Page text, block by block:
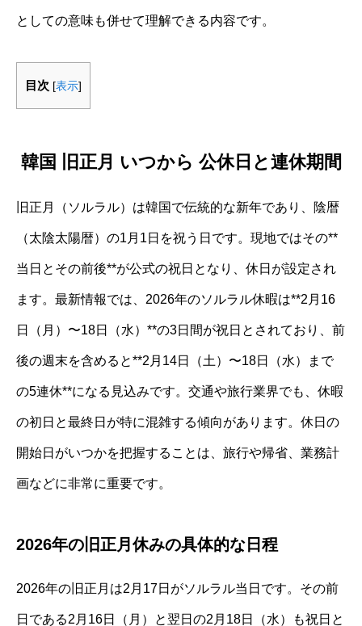
としての意味も併せて理解できる内容です。
目次 [表示]
韓国 旧正月 いつから 公休日と連休期間
旧正月（ソルラル）は韓国で伝統的な新年であり、陰暦
（太陰太陽暦）の1月1日を祝う日です。現地ではその**
当日とその前後**が公式の祝日となり、休日が設定され
ます。最新情報では、2026年のソルラル休暇は**2月16
日（月）〜18日（水）**の3日間が祝日とされており、前
後の週末を含めると**2月14日（土）〜18日（水）まで
の5連休**になる見込みです。交通や旅行業界でも、休暇
の初日と最終日が特に混雑する傾向があります。休日の
開始日がいつかを把握することは、旅行や帰省、業務計
画などに非常に重要です。
2026年の旧正月休みの具体的な日程
2026年の旧正月は2月17日がソルラル当日です。その前
日である2月16日（月）と翌日の2月18日（水）も祝日と